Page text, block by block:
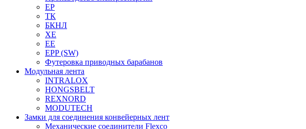
EP
ТК
БКНЛ
XE
EE
EPP (SW)
Футеровка приводных барабанов
Модульная лента
INTRALOX
HONGSBELT
REXNORD
MODUTECH
Замки для соединения конвейерных лент
Механические соединители Flexco